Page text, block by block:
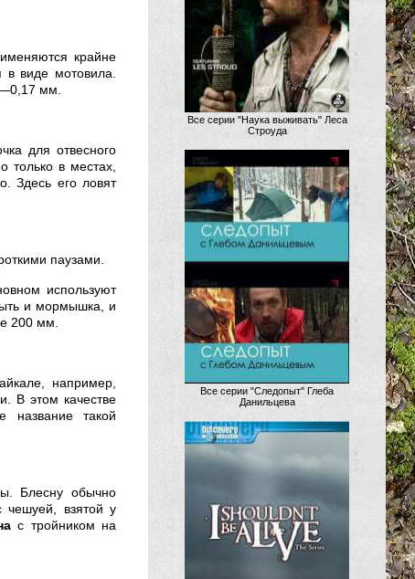
крайне
в виде мотовила.
мм.
для отвесного
только в местах,
Здесь его ловят
паузами.
используют
и мормышка, и
200 мм.
например,
В этом качестве
название такой
Блесну обычно
чешуей, взятой у
с тройником на
Все серии "Наука выживать" Леса
Строуда
Все серии "Следопыт" Глеба
Данильцева